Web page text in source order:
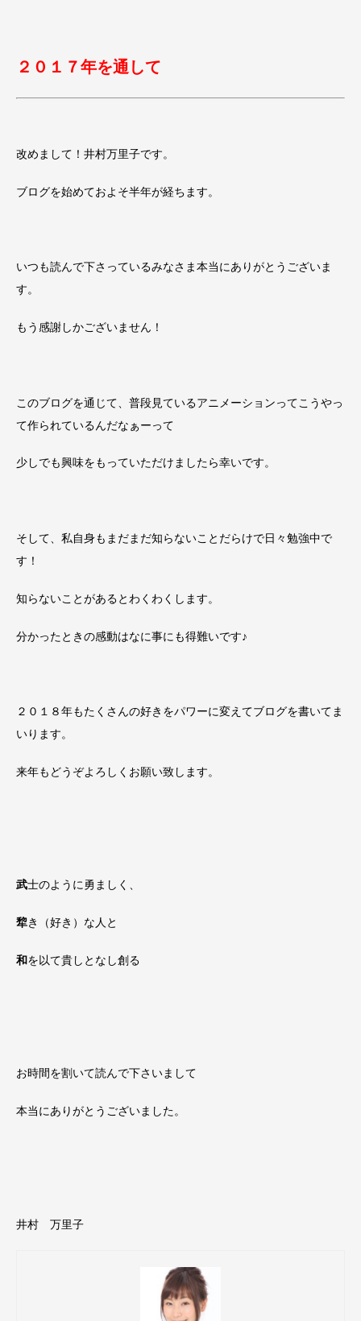
２０１７年を通して
改めまして！井村万里子です。
ブログを始めておよそ半年が経ちます。
いつも読んで下さっているみなさま本当にありがとうございま
す。
もう感謝しかございません！
このブログを通じて、普段見ているアニメーションってこうやっ
て作られているんだなぁーって
少しでも興味をもっていただけましたら幸いです。
そして、私自身もまだまだ知らないことだらけで日々勉強中で
す！
知らないことがあるとわくわくします。
分かったときの感動はなに事にも得難いです♪
２０１８年もたくさんの好きをパワーに変えてブログを書いてま
いります。
来年もどうぞよろしくお願い致します。
武士のように勇ましく、
犂き（好き）な人と
和を以て貴しとなし創る
お時間を割いて読んで下さいまして
本当にありがとうございました。
井村 万里子